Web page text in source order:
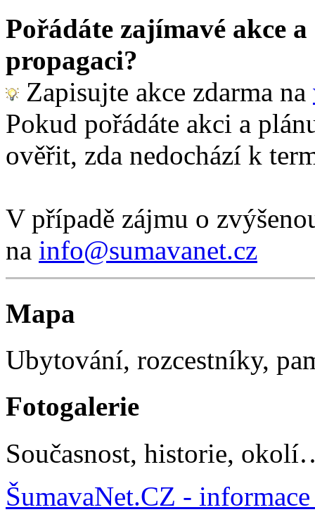
Pořádáte zajímavé akce
propagaci?
Zapisujte akce zdarma na
Pokud pořádáte akci a
ověřit, zda nedochází k
V případě zájmu o
na info@sumavanet.cz
Mapa
Ubytování, rozcestníky,
Fotogalerie
Současnost, historie,
ŠumavaNet.CZ -